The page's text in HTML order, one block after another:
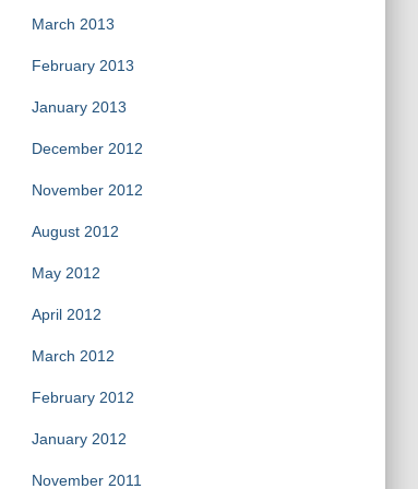
March 2013
February 2013
January 2013
December 2012
November 2012
August 2012
May 2012
April 2012
March 2012
February 2012
January 2012
November 2011